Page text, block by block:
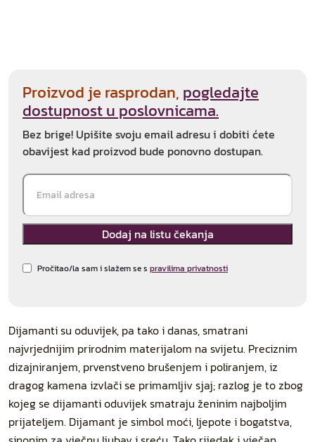
Proizvod je rasprodan, pogledajte
dostupnost u poslovnicama.
Bez brige! Upišite svoju email adresu i dobiti ćete
obavijest kad proizvod bude ponovno dostupan.
Pročitao/la sam i slažem se s pravilima privatnosti
Dijamanti su oduvijek, pa tako i danas, smatrani
najvrjednijim prirodnim materijalom na svijetu. Preciznim
dizajniranjem, prvenstveno brušenjem i poliranjem, iz
dragog kamena izvlači se primamljiv sjaj; razlog je to zbog
kojeg se dijamanti oduvijek smatraju ženinim najboljim
prijateljem. Dijamant je simbol moći, ljepote i bogatstva,